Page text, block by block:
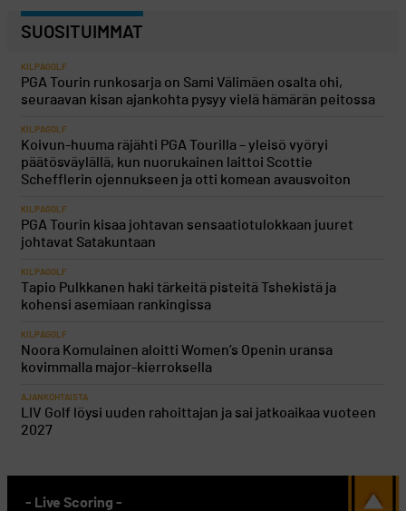
SUOSITUIMMAT
KILPAGOLF
PGA Tourin runkosarja on Sami Välimäen osalta ohi,
seuraavan kisan ajankohta pysyy vielä hämärän peitossa
KILPAGOLF
Koivun-huuma räjähti PGA Tourilla – yleisö vyöryi
päätösväylällä, kun nuorukainen laittoi Scottie
Schefflerin ojennukseen ja otti komean avausvoiton
KILPAGOLF
PGA Tourin kisaa johtavan sensaatiotulokkaan juuret
johtavat Satakuntaan
KILPAGOLF
Tapio Pulkkanen haki tärkeitä pisteitä Tshekistä ja
kohensi asemiaan rankingissa
KILPAGOLF
Noora Komulainen aloitti Women’s Openin uransa
kovimmalla major-kierroksella
AJANKOHTAISTA
LIV Golf löysi uuden rahoittajan ja sai jatkoaikaa vuoteen
2027
- Live Scoring -